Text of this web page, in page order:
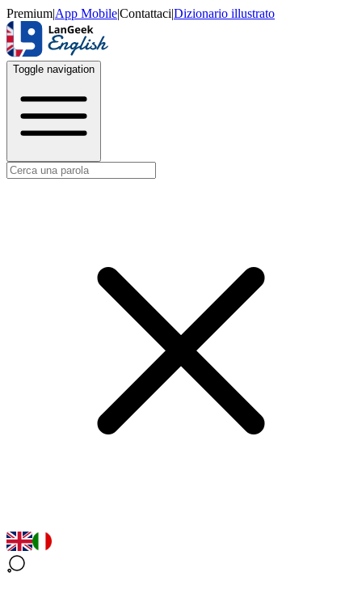
Premium|App Mobile|Contattaci|Dizionario illustrato
Toggle navigation